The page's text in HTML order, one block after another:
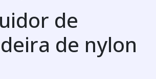
de
de nylon